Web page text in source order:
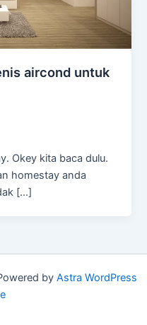
aircond untuk
Okey kita baca dulu.
homestay anda
[…]
by Astra WordPress